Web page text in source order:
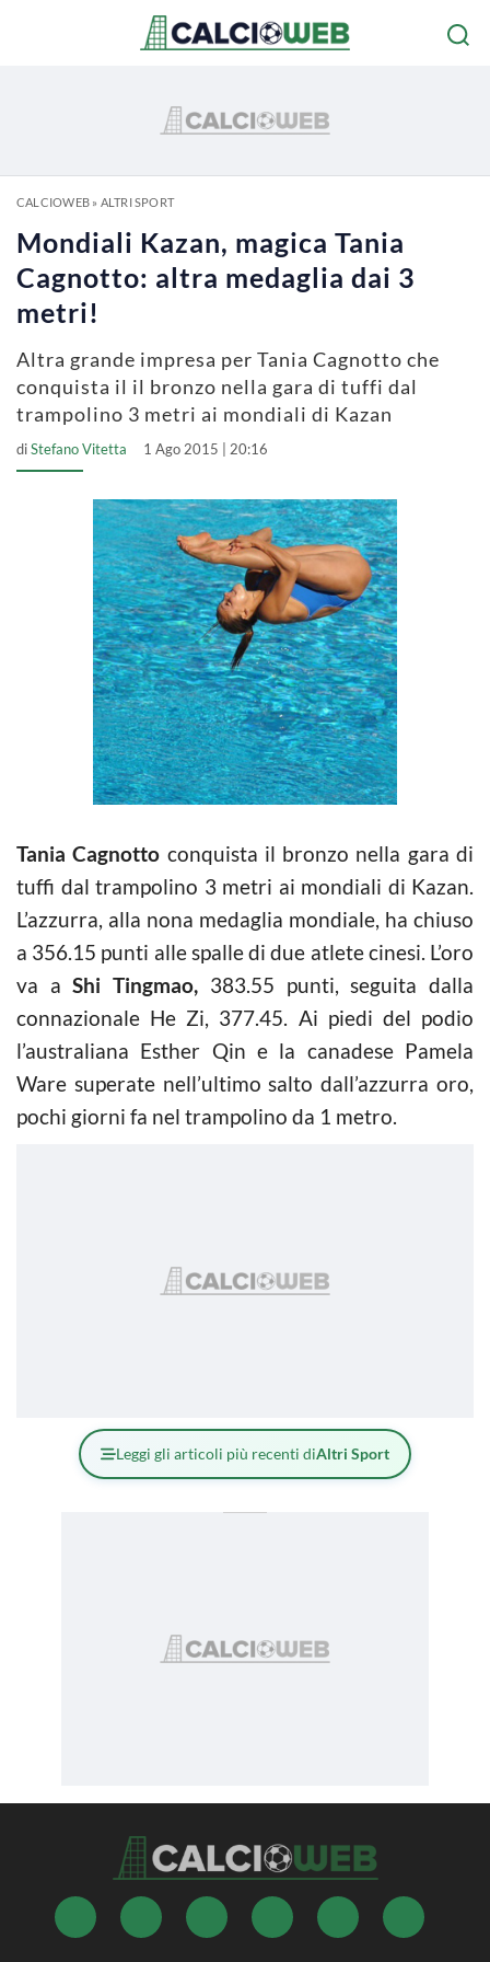
CALCIOWEB» ALTRI SPORT
Mondiali Kazan, magica Tania
Cagnotto: altra medaglia dai 3
metri!
Altra grande impresa per Tania Cagnotto che
conquista il il bronzo nella gara di tuffi dal
trampolino 3 metri ai mondiali di Kazan
diStefano Vitetta 1 Ago 2015 | 20:16
Tania Cagnotto conquista il bronzo nella gara di
tuffi dal trampolino 3 metri ai mondiali di Kazan.
L’azzurra, alla nona medaglia mondiale, ha chiuso
a 356.15 punti alle spalle di due atlete cinesi. L’oro
va a Shi Tingmao, 383.55 punti, seguita dalla
connazionale He Zi, 377.45. Ai piedi del podio
l’australiana Esther Qin e la canadese Pamela
Ware superate nell’ultimo salto dall’azzurra oro,
pochi giorni fa nel trampolino da 1 metro.
Leggi gli articoli più recenti diAltri Sport